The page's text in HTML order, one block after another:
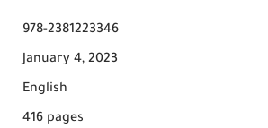
978-2381223346
January 4, 2023
English
416 pages